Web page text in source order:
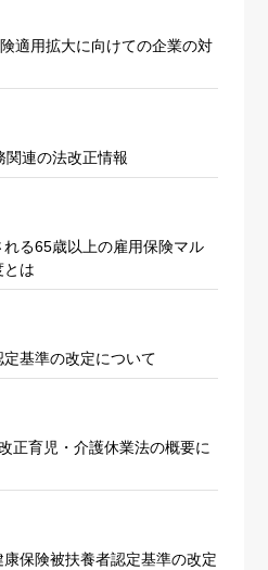
適用拡大に向けての企業の対
連の法改正情報
る65歳以上の雇用保険マル
とは
基準の改定について
正育児・介護休業法の概要に
保険被扶養者認定基準の改定